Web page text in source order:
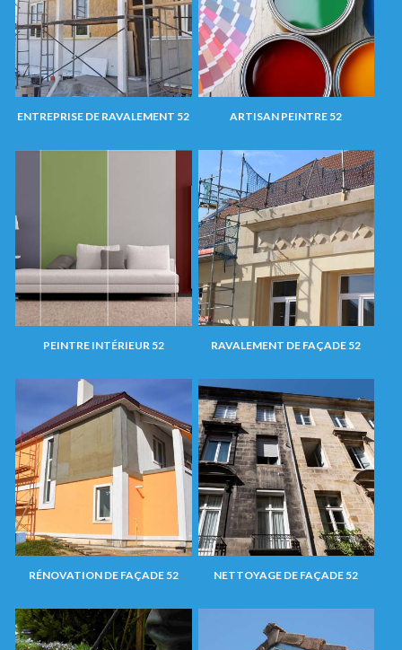
ENTREPRISE DE RAVALEMENT 52 ARTISAN PEINTRE 52
PEINTRE INTÉRIEUR 52 RAVALEMENT DE FAÇADE 52
RÉNOVATION DE FAÇADE 52 NETTOYAGE DE FAÇADE 52